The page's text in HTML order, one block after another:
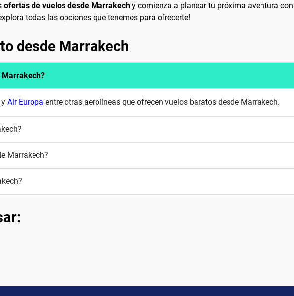
ofertas de vuelos desde Marrakech y comienza a planear tu próxima aventura
todas las opciones que tenemos para ofrecerte!
desde Marrakech
Marrakech?
y Air Europa entre otras aerolíneas que ofrecen vuelos baratos desde Marrakech.
Marrakech?